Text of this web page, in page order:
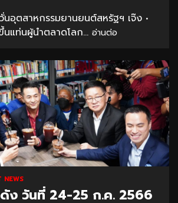
นอุตสาหกรรมยานยนต์สหรัฐฯ เจ๊ง •
แท่นผู้นำตลาดโลก... อ่านต่อ
NEWS
ดัง วันที่ 24-25 ก.ค. 2566